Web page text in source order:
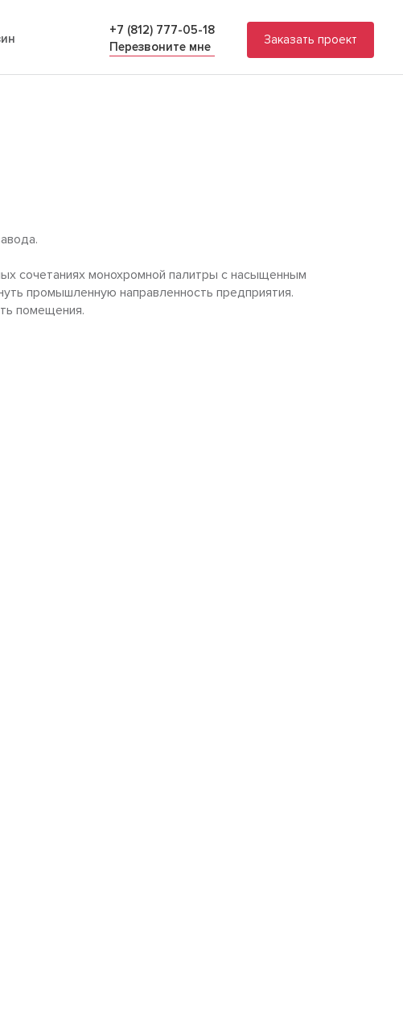
+7 (812) 777-05-18
Перезвоните мне
Заказать проект
сочетаниях монохромной палитры с насыщенным
промышленную направленность предприятия.
помещения.